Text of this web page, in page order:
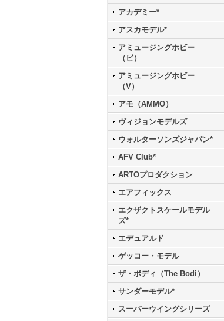
アカデミー*
アスカモデル*
アミュージングホビー
（ビ）
アミュージングホビー
（V）
アモ（AMMO）
ヴィジョンモデルズ
ウォルターソンズジャパン*
AFV Club*
ARTOプロダクション
エアフィックス
エクザクトスケールモデル
ズ*
エデュアルド
ゲッコー・モデル
ザ・ボディ（The Bodi）
サンダーモデル*
スーパーウイングシリーズ